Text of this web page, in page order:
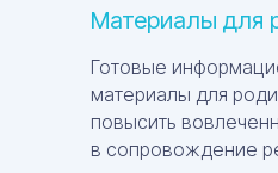
Материалы для
Готовые
материалы для
повысить
в сопровождение